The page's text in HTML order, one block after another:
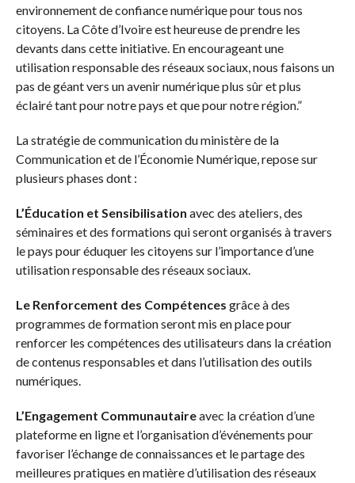
environnement de confiance numérique pour tous nos
citoyens. La Côte d’Ivoire est heureuse de prendre les
devants dans cette initiative. En encourageant une
utilisation responsable des réseaux sociaux, nous faisons un
pas de géant vers un avenir numérique plus sûr et plus
éclairé tant pour notre pays et que pour notre région.”
La stratégie de communication du ministère de la
Communication et de l’Économie Numérique, repose sur
plusieurs phases dont :
L’Éducation et Sensibilisation avec des ateliers, des
séminaires et des formations qui seront organisés à travers
le pays pour éduquer les citoyens sur l’importance d’une
utilisation responsable des réseaux sociaux.
Le Renforcement des Compétences grâce à des
programmes de formation seront mis en place pour
renforcer les compétences des utilisateurs dans la création
de contenus responsables et dans l’utilisation des outils
numériques.
L’Engagement Communautaireavec la création d’une
plateforme en ligne et l’organisation d’événements pour
favoriser l’échange de connaissances et le partage des
meilleures pratiques en matière d’utilisation des réseaux